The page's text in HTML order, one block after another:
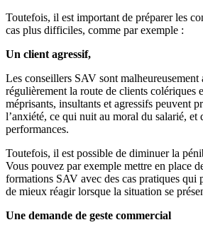
Toutefois, il est important de préparer les
cas plus difficiles, comme par exemple :
Un client agressif,
Les conseillers SAV sont malheureusement
régulièrement la route de clients colériques
méprisants, insultants et agressifs peuvent
l’anxiété, ce qui nuit au moral du salarié, et
performances.
Toutefois, il est possible de diminuer la
Vous pouvez par exemple mettre en place
formations SAV avec des cas pratiques qui
de mieux réagir lorsque la situation se
Une demande de geste commercial